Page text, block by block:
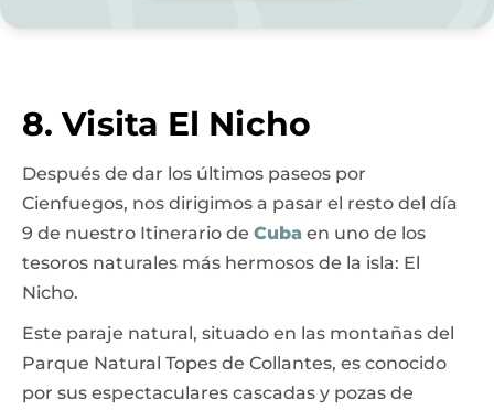
8. Visita El Nicho
Después de dar los últimos paseos por
Cienfuegos, nos dirigimos a pasar el resto del día
9 de nuestro Itinerario de Cuba en uno de los
tesoros naturales más hermosos de la isla: El
Nicho.
Este paraje natural, situado en las montañas del
Parque Natural Topes de Collantes, es conocido
por sus espectaculares cascadas y pozas de